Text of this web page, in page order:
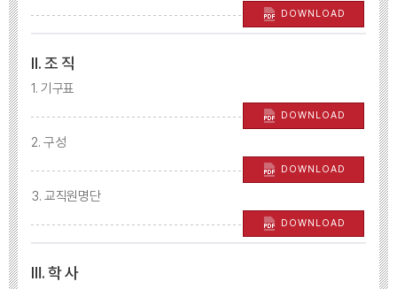
DOWNLOAD
Ⅱ. 조 직
1. 기구표
DOWNLOAD
2. 구성
DOWNLOAD
3. 교직원명단
DOWNLOAD
Ⅲ. 학 사